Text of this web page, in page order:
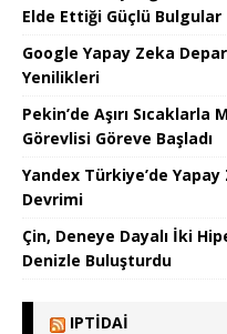
Elde Ettiği Güçlü Bulgular
Google Yapay Zeka
Yenilikleri
Pekin’de Aşırı
Görevlisi Göreve Başladı
Yandex Türkiye’de
Devrimi
Çin, Deneye Dayalı İki
Denizle Buluşturdu
IPTIDAI